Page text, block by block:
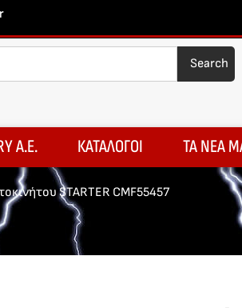
Search
A.E. ΚΑΤΑΛΟΓΟΙ ΤΑ ΝΕΑ
STARTER CMF55457